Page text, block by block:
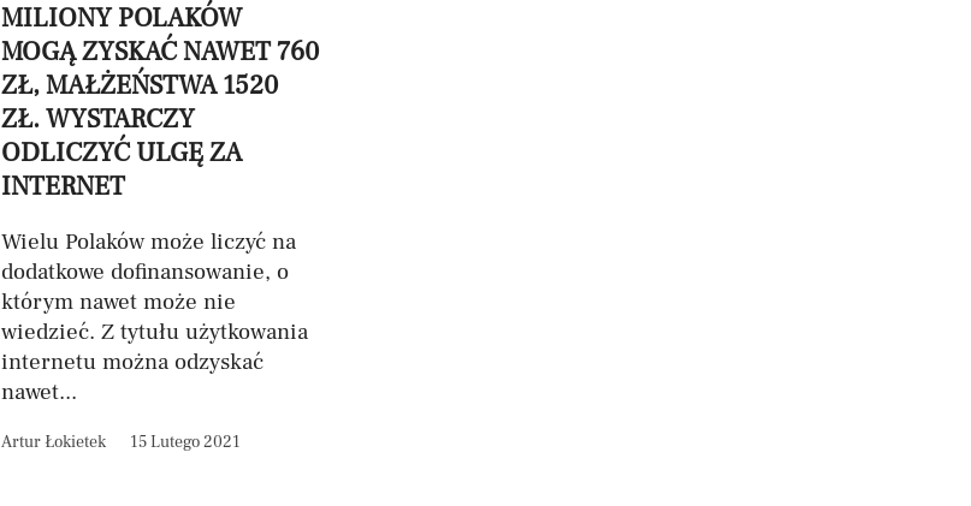
MILIONY POLAKÓW
MOGĄ ZYSKAĆ NAWET 760
ZŁ, MAŁŻEŃSTWA 1520
ZŁ. WYSTARCZY
ODLICZYĆ ULGĘ ZA
INTERNET
Wielu Polaków może liczyć na
dodatkowe dofinansowanie, o
którym nawet może nie
wiedzieć. Z tytułu użytkowania
internetu można odzyskać
nawet...
Artur Łokietek 15 Lutego 2021